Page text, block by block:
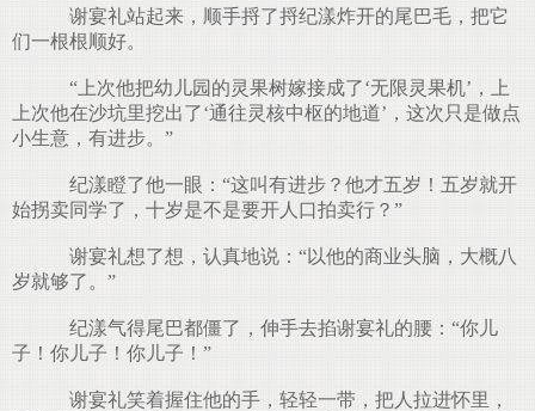
谢宴礼站起来，顺手捋了捋纪漾炸开的尾巴毛，把它
们一根根顺好。
“上次他把幼儿园的灵果树嫁接成了‘无限灵果机’，上
上次他在沙坑里挖出了‘通往灵核中枢的地道’，这次只是做点
小生意，有进步。”
纪漾瞪了他一眼：“这叫有进步？他才五岁！五岁就开
始拐卖同学了，十岁是不是要开人口拍卖行？”
谢宴礼想了想，认真地说：“以他的商业头脑，大概八
岁就够了。”
纪漾气得尾巴都僵了，伸手去掐谢宴礼的腰：“你儿
子！你儿子！你儿子！”
谢宴礼笑着握住他的手，轻轻一带，把人拉进怀里，